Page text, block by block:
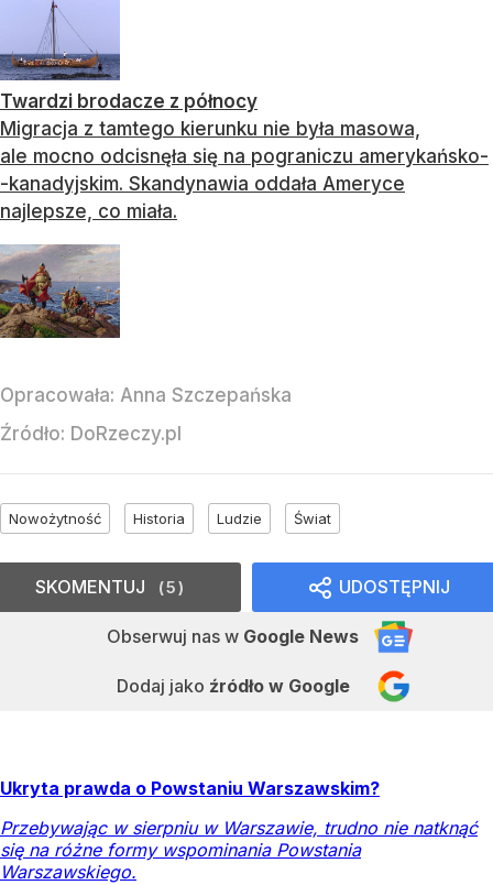
Twardzi brodacze z północy
Migracja z tamtego kierunku nie była masowa,
ale mocno odcisnęła się na pograniczu amerykańsko-
-kanadyjskim. Skandynawia oddała Ameryce
najlepsze, co miała.
Opracowała: Anna Szczepańska
Źródło: DoRzeczy.pl
Nowożytność Historia Ludzie Świat
UDOSTĘPNIJ
Obserwuj nas w Google News
Dodaj jako źródło w Google
SKOMENTUJ 5
Ukryta prawda o Powstaniu Warszawskim?
Przebywając w sierpniu w Warszawie, trudno nie natknąć
się na różne formy wspominania Powstania
Warszawskiego.